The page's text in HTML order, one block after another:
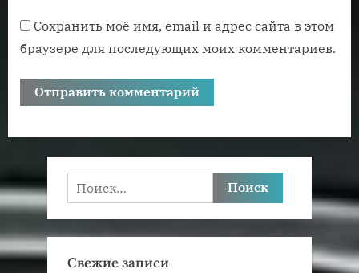
Сохранить моё имя, email и адрес сайта в этом
браузере для последующих моих комментариев.
Найти:
Свежие записи